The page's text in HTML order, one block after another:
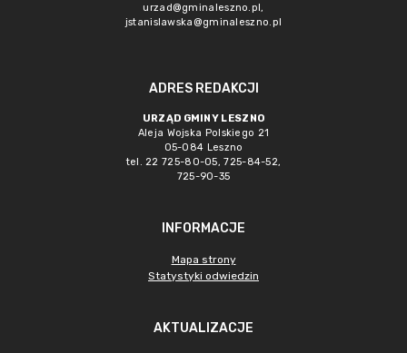
urzad@gminaleszno.pl,
jstanislawska@gminaleszno.pl
ADRES REDAKCJI
URZĄD GMINY LESZNO
Aleja Wojska Polskiego 21
05-084 Leszno
tel. 22 725-80-05, 725-84-52,
725-90-35
INFORMACJE
Mapa strony
Statystyki odwiedzin
AKTUALIZACJE